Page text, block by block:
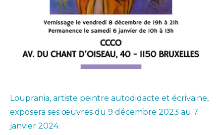
Louprania, artiste peintre autodidacte et écrivaine,
exposera ses œuvres du 9 décembre 2023 au 7
janvier 2024.